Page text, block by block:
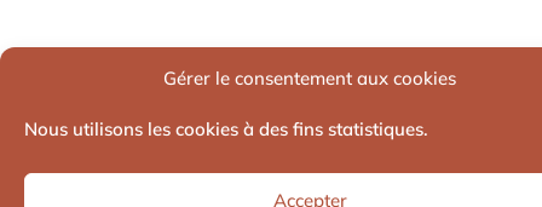
Gérer le consentement aux cookies
Nous utilisons les cookies à des fins statistiques.
Accepter